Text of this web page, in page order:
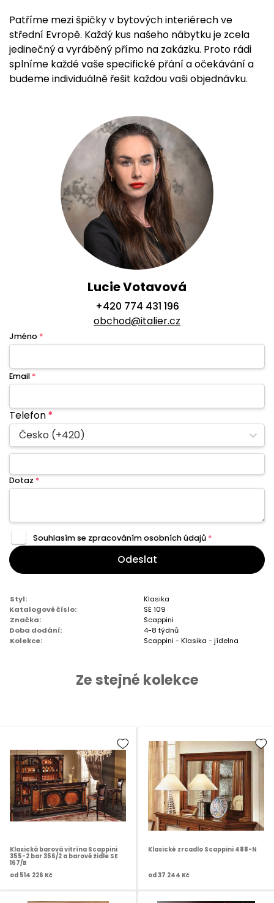
Patříme mezi špičky v bytových interiérech ve
střední Evropě. Každý kus našeho nábytku je zcela
jedinečný a vyráběný přímo na zakázku. Proto rádi
splníme každé vaše specifické přání a očekávání a
budeme individuálně řešit každou vaši objednávku.
Lucie Votavová
+420 774 431 196
obchod@italier.cz
Jméno *
Email *
Telefon*
Česko (+420)
Dotaz *
Souhlasím se zpracovánímosobních údajů *
Odeslat
Styl:
Klasika
Katalogové číslo:
SE 109
Značka:
Scappini
Doba dodání:
4-8 týdnů
Kolekce:
Scappini - Klasika - jídelna
Ze stejné kolekce
Klasická barová vitrína Scappini
355-2 bar 356/2 a barové židle SE
167/B
od 514 226 Kč
Klasické zrcadlo Scappini 488-N
od37 244 Kč